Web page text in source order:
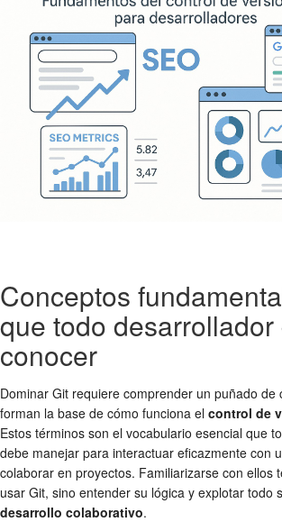
Conceptos
que todo desarrollador
conocer
Dominar Git requiere comprender un puñado de
forman la base de cómo funciona el control de
Estos términos son el vocabulario esencial que
debe manejar para interactuar eficazmente con
colaborar en proyectos. Familiarizarse con ellos
usar Git, sino entender su lógica y explotar todo
desarrollo colaborativo.